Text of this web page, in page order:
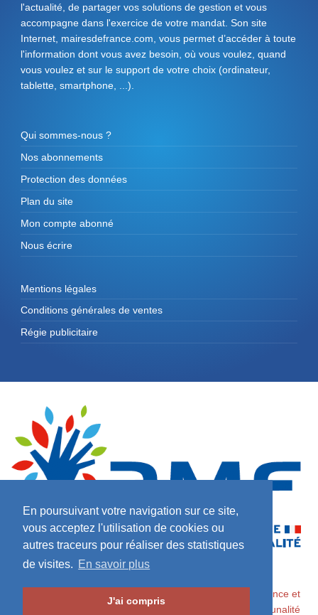
En poursuivant votre navigation sur ce site,
vous acceptez l'utilisation de cookies ou
autres traceurs pour réaliser des statistiques
de visites. En savoir plus
J'ai compris
l'actualité, de partager vos solutions de gestion et vous
accompagne dans l'exercice de votre mandat. Son site
Internet, mairesdefrance.com, vous permet d’accéder à toute
l'information dont vous avez besoin, où vous voulez, quand
vous voulez et sur le support de votre choix (ordinateur,
tablette, smartphone, ...).
Qui sommes-nous ?
Nos abonnements
Protection des données
Plan du site
Mon compte abonné
Nous écrire
Mentions légales
Conditions générales de ventes
Régie publicitaire
Maires de France / Association des Maires de France et
des Présidents d'Intercommunalité